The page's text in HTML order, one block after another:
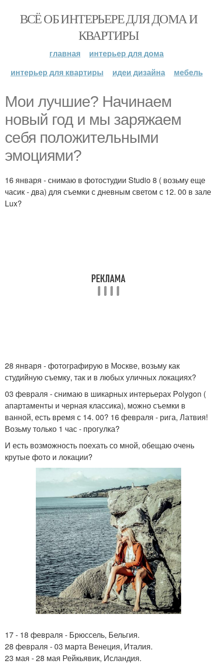
ВСЁ ОБ ИНТЕРЬЕРЕ ДЛЯ ДОМА И
КВАРТИРЫ
главная
интерьер для дома
интерьер для квартиры
идеи дизайна мебель
Мои лучшие? Начинаем
новый год и мы заряжаем
себя положительными
эмоциями?
16 января - снимаю в фотостудии Studio 8 ( возьму еще
часик - два) для съемки с дневным светом с 12. 00 в зале
Lux?
28 января - фотографирую в Москве, возьму как
студийную съемку, так и в любых уличных локациях?
03 февраля - снимаю в шикарных интерьерах Polygon (
апартаменты и черная классика), можно съемки в
ванной, есть время с 14. 00? 16 февраля - рига, Латвия!
Возьму только 1 час - прогулка?
И есть возможность поехать со мной, обещаю очень
крутые фото и локации?
17 - 18 февраля - Брюссель, Бельгия.
28 февраля - 03 марта Венеция, Италия.
23 мая - 28 мая Рейкьявик, Исландия.